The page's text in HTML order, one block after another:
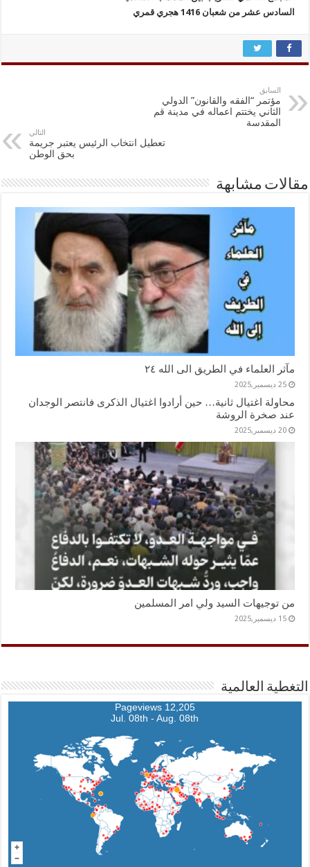
السادس عشر من شعبان 1416 هجري قمري
السابق
مؤتمر “الفقه والقانون” الدولي
الثاني يختتم اعماله في مدينة قم
المقدسة
التالي
تعطيل انتخاب الرئيس يعتبر جريمة
بحق الوطن
مقالات مشابهة
مآثر العلماء في الطريق الى الله ٢٤
25 ديسمبر,2025
محاولة اغتيال ثانية… حين أرادوا اغتيال الذكرى فانتصر الوجدان
عند صخرة الروشة
20 ديسمبر,2025
من توجيهات السيد ولي امر المسلمين
15 ديسمبر,2025
التغطية العالمية
12,205 Pageviews
Jul. 08th - Aug. 08th